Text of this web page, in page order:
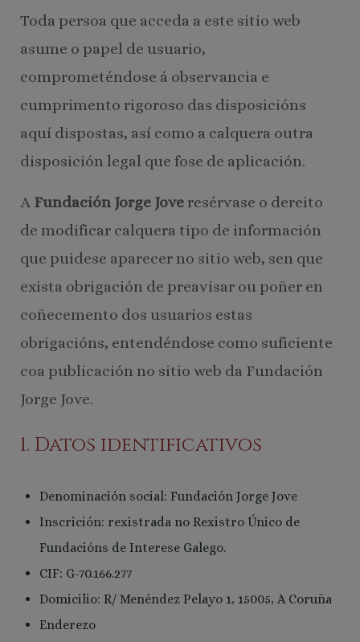
Toda persoa que acceda a este sitio web
asume o papel de usuario,
comprometéndose á observancia e
cumprimento rigoroso das disposicións
aquí dispostas, así como a calquera outra
disposición legal que fose de aplicación.
A Fundación Jorge Jove resérvase o dereito
de modificar calquera tipo de información
que puidese aparecer no sitio web, sen que
exista obrigación de preavisar ou poñer en
coñecemento dos usuarios estas
obrigacións, entendéndose como suficiente
coa publicación no sitio web da Fundación
Jorge Jove.
1. Datos identificativos
Denominación social: Fundación Jorge Jove
Inscrición: rexistrada no Rexistro Único de
Fundacións de Interese Galego.
CIF: G-70.166.277
Domicilio: R/ Menéndez Pelayo 1, 15005, A Coruña
Enderezo